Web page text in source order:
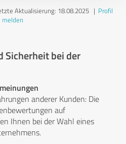
Aktualisierung: 18.08.2025| Profil
melden
Sicherheit bei der
anderer Kunden: Die
auf
Ihnen bei der Wahl eines